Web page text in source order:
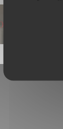
carte